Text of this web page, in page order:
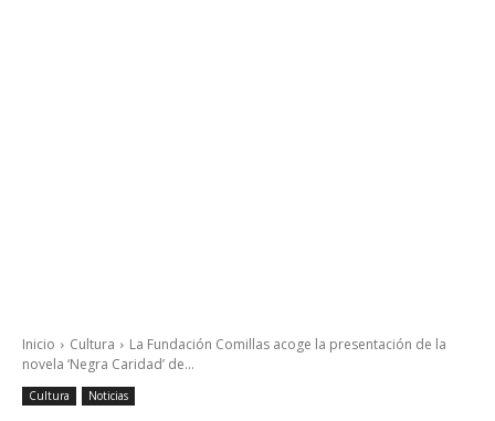
Inicio Cultura
La Fundación Comillas acoge la presentación de la
novela ‘Negra Caridad’ de...
Cultura Noticias